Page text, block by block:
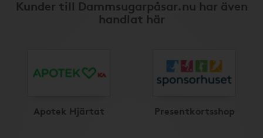
Kunder till Dammsugarpåsar.nu har även
handlat här
Apotek Hjärtat Presentkortsshop